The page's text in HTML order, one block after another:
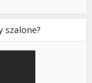
szalone?